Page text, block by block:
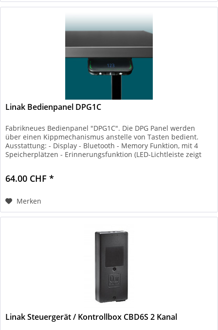
Linak Bedienpanel DPG1C
Fabrikneues Bedienpanel "DPG1C". Die DPG Panel werden
über einen Kippmechanismus anstelle von Tasten bedient.
Ausstattung: - Display - Bluetooth - Memory Funktion, mit 4
Speicherplätzen - Erinnerungsfunktion (LED-Lichtleiste zeigt
64.00 CHF *
Merken
Linak Steuergerät / Kontrollbox CBD6S 2 Kanal